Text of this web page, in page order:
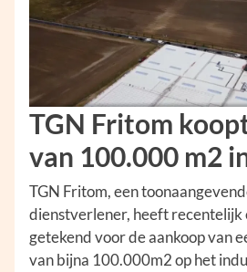
TGN Fritom
van 100.000 m2
TGN Fritom, een
dienstverlener, heeft recentelijk
getekend voor de aankoop van
van bijna 100.000m2 op het